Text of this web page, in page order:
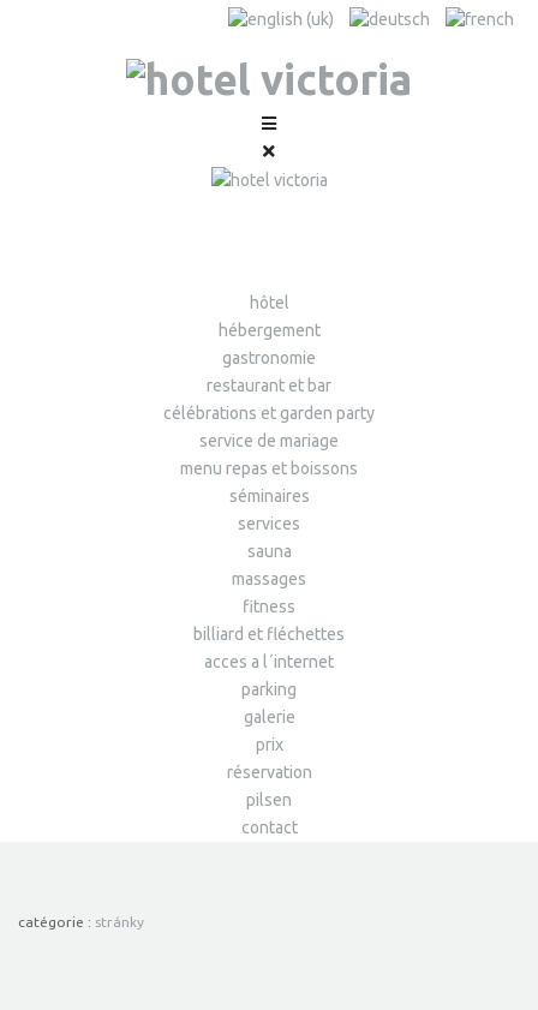
hôtel
hébergement
gastronomie
restaurant et bar
célébrations et garden party
service de mariage
menu repas et boissons
séminaires
services
sauna
massages
fitness
billiard et fléchettes
acces a l´internet
parking
galerie
prix
réservation
pilsen
contact
catégorie : stránky